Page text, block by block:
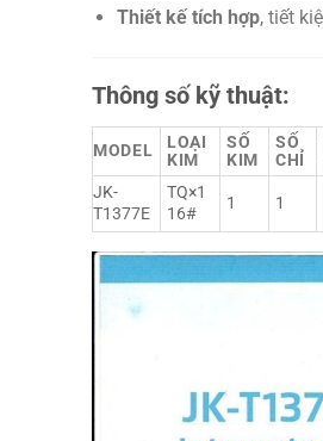
Thiết kế tích hợp, tiết
Thông số kỹ thuật:
MODEL
LOẠI
KIM
SỐ
KIM
SỐ
CHỈ
JK-
T1377E
TQ×1
16#
1 1